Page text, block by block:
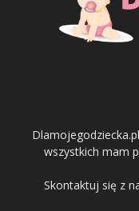
wszystkich mam
Skontaktuj się z